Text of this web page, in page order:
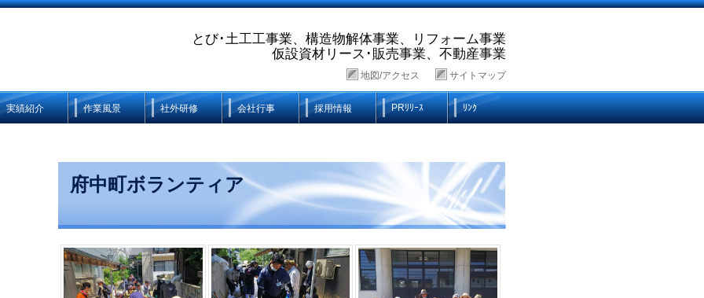
とび･土工工事業、構造物解体事業、リフォーム事業
仮設資材リース･販売事業、不動産事業
地図/アクセス サイトマップ
実績紹介 作業風景 社外研修 会社行事 採用情報 PRﾘﾘｰｽ ﾘﾝｸ
府中町ボランティア